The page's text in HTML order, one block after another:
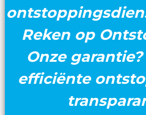
Reken op
Onze
efficiënte